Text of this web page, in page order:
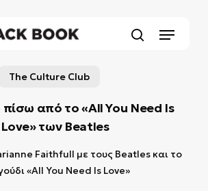
Menu
The Culture Club
πίσω από το «All You Need Is
Love» των Beatles
Faithfull με τους Beatles και το
«All You Need Is Love»